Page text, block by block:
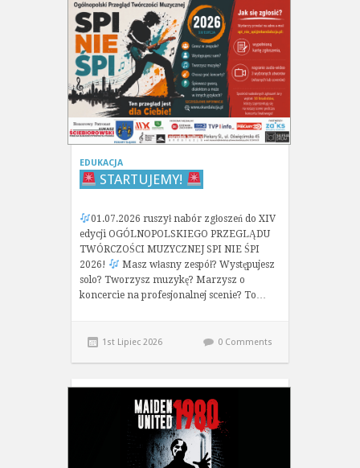
EDUKACJA
STARTUJEMY!
01.07.2026 ruszył nabór zgłoszeń do XIV
edycji OGÓLNOPOLSKIEGO PRZEGLĄDU
TWÓRCZOŚCI MUZYCZNEJ SPI NIE ŚPI
2026!
Masz własny zespół? Występujesz
solo? Tworzysz muzykę? Marzysz o
koncercie na profesjonalnej scenie? To…
1st Lipiec 2026 0 Comments